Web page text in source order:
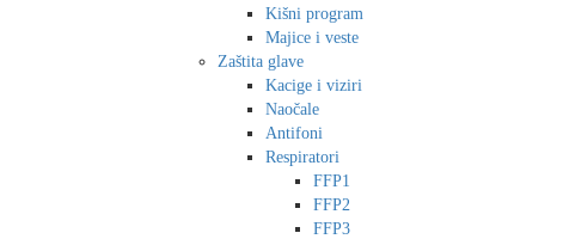
Kišni program
Majice i veste
Zaštita glave
Kacige i viziri
Naočale
Antifoni
Respiratori
FFP1
FFP2
FFP3